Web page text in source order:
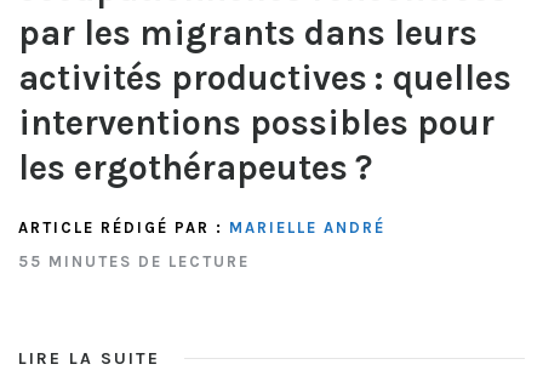
par les migrants dans leurs
activités productives : quelles
interventions possibles pour
les ergothérapeutes ?
ARTICLE RÉDIGÉ PAR : MARIELLE ANDRÉ
55 MINUTES DE LECTURE
LIRE LA SUITE